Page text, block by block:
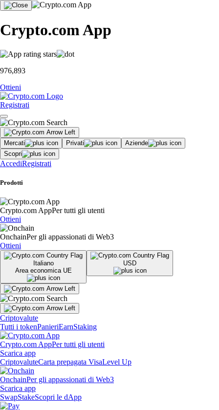
Crypto.com App
976,893
Ottieni
Registrati
Mercati Privati
Aziende
Scopri
AccediRegistrati
Prodotti
Crypto.com AppPer tutti gli utenti
Ottieni
OnchainPer gli appassionati di Web3
Ottieni
Italiano
Area economica UE
USD
Criptovalute
Tutti i tokenPanieriEarnStaking
Crypto.com AppPer tutti gli utenti
Scarica app
CriptovaluteCarta prepagata VisaLevel Up
OnchainPer gli appassionati di Web3
Scarica app
SwapStakeScopri le dApp